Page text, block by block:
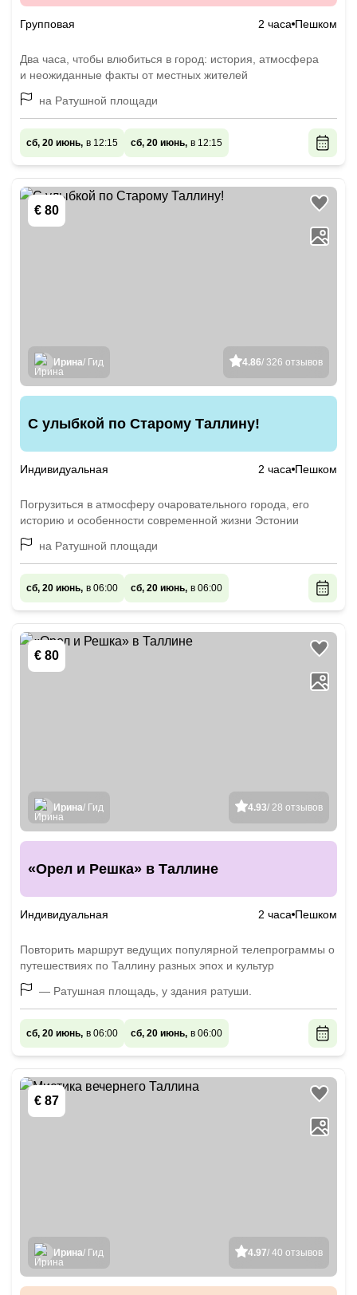
Групповая 2 часа Пешком
Два часа, чтобы влюбиться в город: история, атмосфера
и неожиданные факты от местных жителей
на Ратушной площади
сб, 20 июнь, в 12:15 сб, 20 июнь, в 12:15
€ 80
4.86/ 326 отзывов
Ирина/ Гид
С улыбкой по Старому Таллину!
Индивидуальная 2 часа Пешком
Погрузиться в атмосферу очаровательного города, его
историю и особенности современной жизни Эстонии
на Ратушной площади
сб, 20 июнь, в 06:00 сб, 20 июнь, в 06:00
€ 80
4.93/ 28 отзывов
Ирина/ Гид
«Орел и Решка» в Таллине
Индивидуальная 2 часа Пешком
Повторить маршрут ведущих популярной телепрограммы о
путешествиях по Таллину разных эпох и культур
— Ратушная площадь, у здания ратуши.
сб, 20 июнь, в 06:00 сб, 20 июнь, в 06:00
€ 87
4.97/ 40 отзывов
Ирина/ Гид